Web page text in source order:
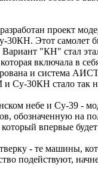
проект
30КН. Этот
"КН" стал
включала в
и система
Су-30КН стало так
небе и Су-39
обозначенную
впервые
- те машины,
подействуют,